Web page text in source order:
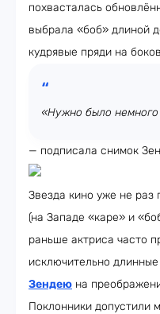
похвасталась
выбрала «боб» длиной
кудрявые пряди на
«Нужно было немного
— подписала снимок
Звезда кино уже не раз
(на Западе «каре» и
раньше актриса часто
исключительно
Зендею на
Поклонники допустили